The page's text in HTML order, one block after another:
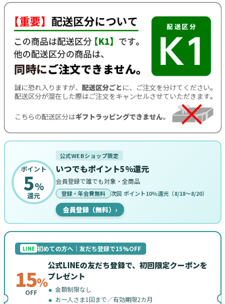
ポイント
5%
還元
公式WEBショップ限定
いつでもポイント5%還元
会員登録で誰でも対象・全商品
登録・年会費無料 次回 ポイント10%還元（8/18〜8/20）
会員登録（無料） ›
LINE 初めての方へ｜友だち登録で15%OFF
15%
OFF
公式LINEの友だち登録で、初回限定クーポンを
プレゼント
金額制限なし
お一人さま1回まで／有効期限2カ月